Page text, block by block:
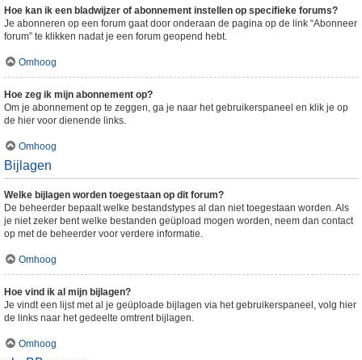
Hoe kan ik een bladwijzer of abonnement instellen op specifieke forums?
Je abonneren op een forum gaat door onderaan de pagina op de link “Abonneer
forum” te klikken nadat je een forum geopend hebt.
Omhoog
Hoe zeg ik mijn abonnement op?
Om je abonnement op te zeggen, ga je naar het gebruikerspaneel en klik je op
de hier voor dienende links.
Omhoog
Bijlagen
Welke bijlagen worden toegestaan op dit forum?
De beheerder bepaalt welke bestandstypes al dan niet toegestaan worden. Als
je niet zeker bent welke bestanden geüpload mogen worden, neem dan contact
op met de beheerder voor verdere informatie.
Omhoog
Hoe vind ik al mijn bijlagen?
Je vindt een lijst met al je geüploade bijlagen via het gebruikerspaneel, volg hier
de links naar het gedeelte omtrent bijlagen.
Omhoog